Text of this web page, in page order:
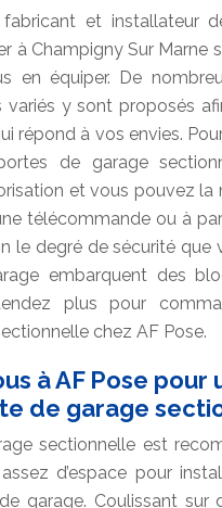
et installateur
à Champigny Sur Marne
en équiper. De
variés y sont proposés
répond à vos envies.
de garage
et vous pouvez
télécommande ou à
le degré de sécurité que
embarquent des
plus pour
chez AF Pose.
à AF Pose pour
de garage
sectionnelle est
d’espace pour
garage. Coulissant sur